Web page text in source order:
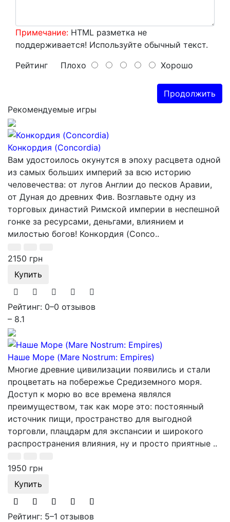
Примечание: HTML разметка не
поддерживается! Используйте обычный текст.
Рейтинг Плохо Хорошо
Продолжить
Рекомендуемые игры
Конкордия (Concordia)
Вам удостоилось окунутся в эпоху расцвета одной
из самых больших империй за всю историю
человечества: от лугов Англии до песков Аравии,
от Дуная до древних Фив. Возглавьте одну из
торговых династий Римской империи в неспешной
гонке за ресурсами, деньгами, влиянием и
милостью богов! Конкордия (Conco..
2150 грн
Купить
Рейтинг: 0–0 отзывов
– 8.1
Наше Море (Mare Nostrum: Empires)
Многие древние цивилизации появились и стали
процветать на побережье Средиземного моря.
Доступ к морю во все времена являлся
преимуществом, так как море это: постоянный
источник пищи, пространство для выгодной
торговли, плацдарм для экспансии и широкого
распространения влияния, ну и просто приятные ..
1950 грн
Купить
Рейтинг: 5–1 отзывов